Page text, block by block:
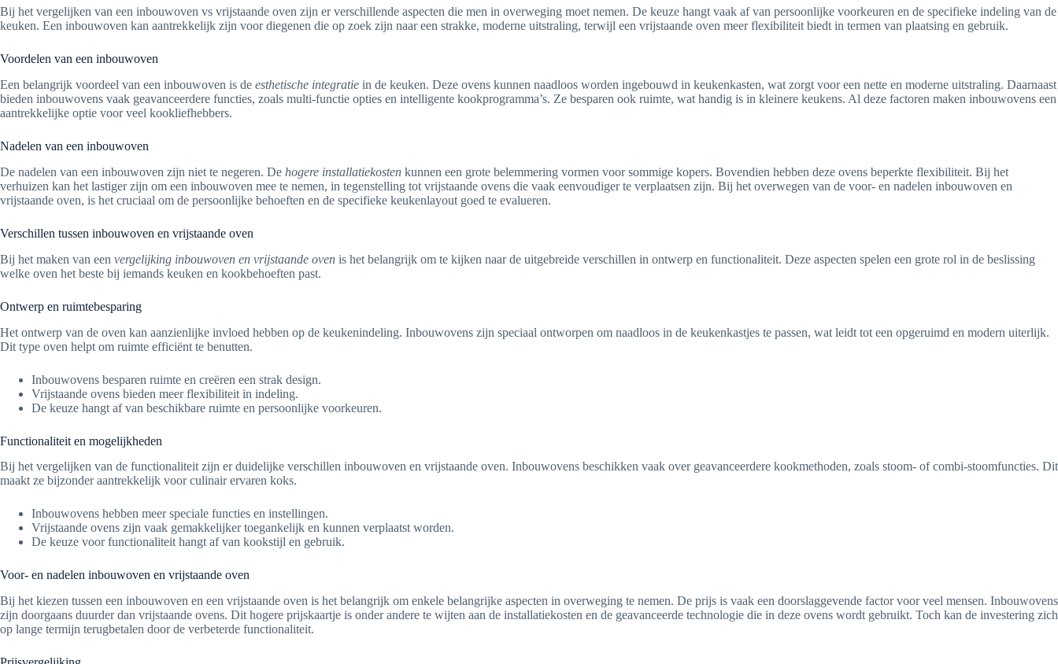
Bij het vergelijken van een inbouwoven vs vrijstaande oven zijn er verschillende aspecten die men in overweging moet nemen. De keuze hangt vaak af van persoonlijke voorkeuren en de specifieke indeling van de
keuken. Een inbouwoven kan aantrekkelijk zijn voor diegenen die op zoek zijn naar een strakke, moderne uitstraling, terwijl een vrijstaande oven meer flexibiliteit biedt in termen van plaatsing en gebruik.
Voordelen van een inbouwoven
Een belangrijk voordeel van een inbouwoven is de esthetische integratie in de keuken. Deze ovens kunnen naadloos worden ingebouwd in keukenkasten, wat zorgt voor een nette en moderne uitstraling. Daarnaast
bieden inbouwovens vaak geavanceerdere functies, zoals multi-functie opties en intelligente kookprogramma’s. Ze besparen ook ruimte, wat handig is in kleinere keukens. Al deze factoren maken inbouwovens een
aantrekkelijke optie voor veel kookliefhebbers.
Nadelen van een inbouwoven
De nadelen van een inbouwoven zijn niet te negeren. De hogere installatiekosten kunnen een grote belemmering vormen voor sommige kopers. Bovendien hebben deze ovens beperkte flexibiliteit. Bij het
verhuizen kan het lastiger zijn om een inbouwoven mee te nemen, in tegenstelling tot vrijstaande ovens die vaak eenvoudiger te verplaatsen zijn. Bij het overwegen van de voor- en nadelen inbouwoven en
vrijstaande oven, is het cruciaal om de persoonlijke behoeften en de specifieke keukenlayout goed te evalueren.
Verschillen tussen inbouwoven en vrijstaande oven
Bij het maken van een vergelijking inbouwoven en vrijstaande oven is het belangrijk om te kijken naar de uitgebreide verschillen in ontwerp en functionaliteit. Deze aspecten spelen een grote rol in de beslissing
welke oven het beste bij iemands keuken en kookbehoeften past.
Ontwerp en ruimtebesparing
Het ontwerp van de oven kan aanzienlijke invloed hebben op de keukenindeling. Inbouwovens zijn speciaal ontworpen om naadloos in de keukenkastjes te passen, wat leidt tot een opgeruimd en modern uiterlijk.
Dit type oven helpt om ruimte efficiënt te benutten.
Inbouwovens besparen ruimte en creëren een strak design.
Vrijstaande ovens bieden meer flexibiliteit in indeling.
De keuze hangt af van beschikbare ruimte en persoonlijke voorkeuren.
Functionaliteit en mogelijkheden
Bij het vergelijken van de functionaliteit zijn er duidelijke verschillen inbouwoven en vrijstaande oven. Inbouwovens beschikken vaak over geavanceerdere kookmethoden, zoals stoom- of combi-stoomfuncties. Dit
maakt ze bijzonder aantrekkelijk voor culinair ervaren koks.
Inbouwovens hebben meer speciale functies en instellingen.
Vrijstaande ovens zijn vaak gemakkelijker toegankelijk en kunnen verplaatst worden.
De keuze voor functionaliteit hangt af van kookstijl en gebruik.
Voor- en nadelen inbouwoven en vrijstaande oven
Bij het kiezen tussen een inbouwoven en een vrijstaande oven is het belangrijk om enkele belangrijke aspecten in overweging te nemen. De prijs is vaak een doorslaggevende factor voor veel mensen. Inbouwovens
zijn doorgaans duurder dan vrijstaande ovens. Dit hogere prijskaartje is onder andere te wijten aan de installatiekosten en de geavanceerde technologie die in deze ovens wordt gebruikt. Toch kan de investering zich
op lange termijn terugbetalen door de verbeterde functionaliteit.